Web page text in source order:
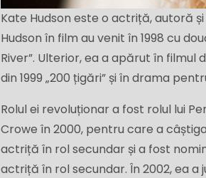
Kate Hudson este o actriță, autoră
Hudson în film au venit în 1998 cu
River”. Ulterior, ea a apărut în filmul
din 1999 „200 țigări” și în drama
Rolul ei revoluționar a fost rolul lui
Crowe în 2000, pentru care a
actriță în rol secundar și a fost
actriță în rol secundar. În 2002, ea